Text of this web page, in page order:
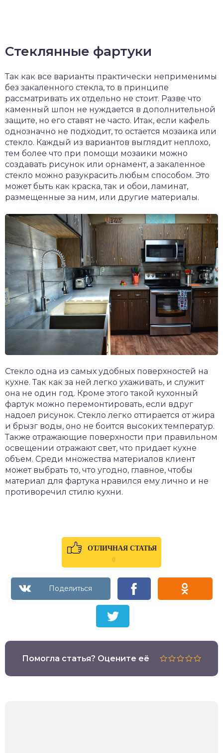
Стеклянные фартуки
Так как все варианты практически неприменимы
без закаленного стекла, то в принципе
рассматривать их отдельно не стоит. Разве что
каменный шпон не нуждается в дополнительной
защите, но его ставят не часто. Итак, если кафель
однозначно не подходит, то остается мозаика или
стекло. Каждый из вариантов выглядит неплохо,
тем более что при помощи мозаики можно
создавать рисунок или орнамент, а закаленное
стекло можно разукрасить любым способом. Это
может быть как краска, так и обои, ламинат,
размещенные за ним, или другие материалы.
Стекло одна из самых удобных поверхностей на
кухне. Так как за ней легко ухаживать, и служит
она не один год. Кроме этого такой кухонный
фартук можно перемонтировать, если вдруг
надоел рисунок. Стекло легко оттирается от жира
и брызг воды, оно не боится высоких температур.
Также отражающие поверхности при правильном
освещении отражают свет, что придает кухне
объем. Среди множества материалов клиент
может выбрать то, что угодно, главное, чтобы
материал для фартука нравился ему лично и не
противоречил стилю кухни.
ОТЛИЧНАЯ СТАТЬЯ
0
Помогла статья? Оцените её